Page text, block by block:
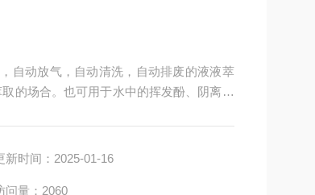
自动放气，自动清洗，自动排废的液液萃
的场合。也可用于水中的挥发酚、阴离子
新时间：2025-01-16
问量：2060